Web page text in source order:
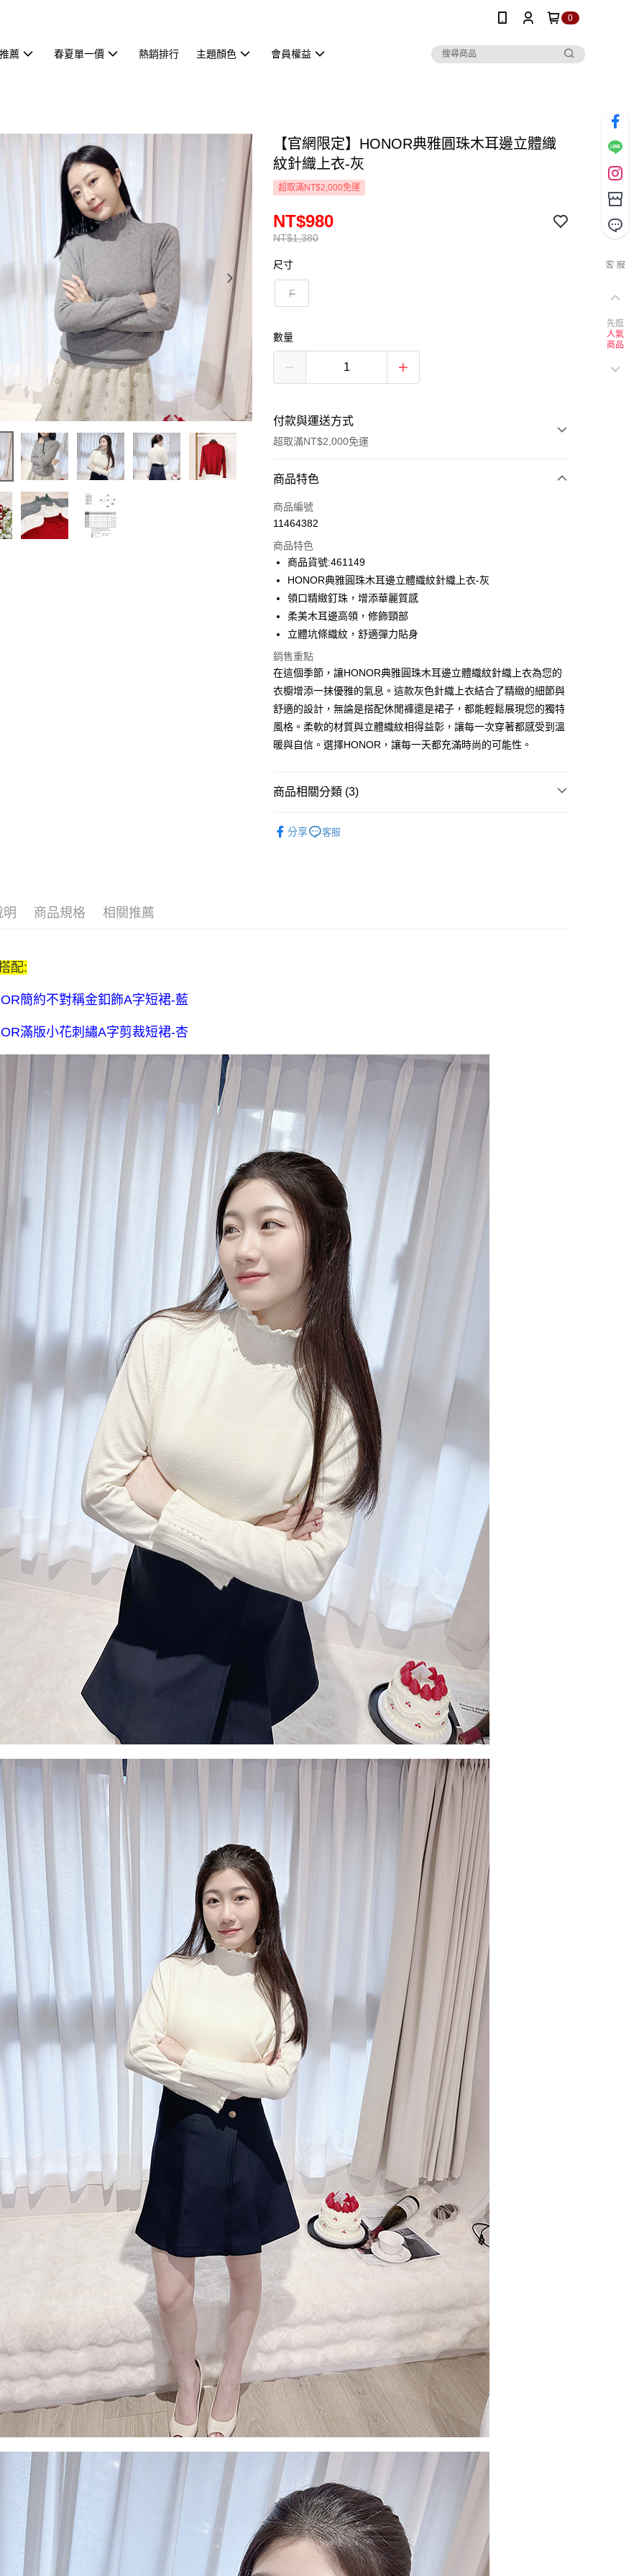
0
薦 春夏單一價 熱銷排行 主題顏色 會員權益
【官網限定】HONOR典雅圓珠木耳邊立體織
紋針織上衣-灰
超取滿NT$2,000免運
NT$1,380
NT$980
尺寸
F
數量
付款與運送方式
超取滿NT$2,000免運
付款方式
信用卡一次付款
LINE Pay
Apple Pay
街口支付
悠遊付
Google Pay
ATM付款
運送方式
每筆NT$80，滿NT$2,000(含以上)免運費
全家付款後取貨-訂單滿 $2000 元即享免運服務-未滿則另收
每筆NT$120，滿NT$2,000(含以上)免運費
商品特色
商品編號
11464382
商品特色
商品貨號:461149
HONOR典雅圓珠木耳邊立體織紋針織上衣-灰
領口精緻釘珠，增添華麗質感
柔美木耳邊高領，修飾頸部
立體坑條織紋，舒適彈力貼身
銷售重點
在這個季節，讓HONOR典雅圓珠木耳邊立體織紋針織上衣為您的
衣櫥增添一抹優雅的氣息。這款灰色針織上衣結合了精緻的細節與
舒適的設計，無論是搭配休閒褲還是裙子，都能輕鬆展現您的獨特
風格。柔軟的材質與立體織紋相得益彰，讓每一次穿著都感受到溫
暖與自信。選擇HONOR，讓每一天都充滿時尚的可能性。
商品相關分類 (3)
分享 客服
明 商品規格 相關推薦
配:
簡約不對稱金釦飾A字短裙-藍
滿版小花刺繡A字剪裁短裙-杏
先逛
人氣
商品